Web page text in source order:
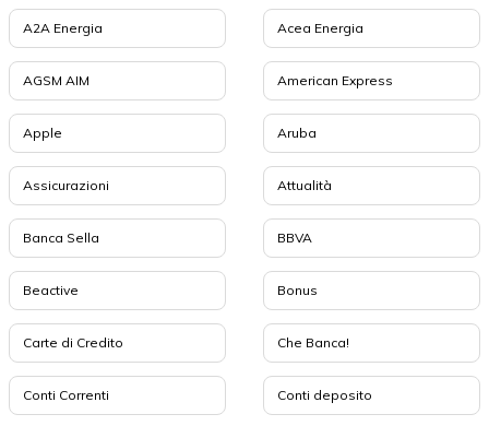
A2A Energia Acea Energia
AGSM AIM American Express
Apple Aruba
Assicurazioni Attualità
Banca Sella BBVA
Beactive Bonus
Carte di Credito Che Banca!
Conti Correnti Conti deposito